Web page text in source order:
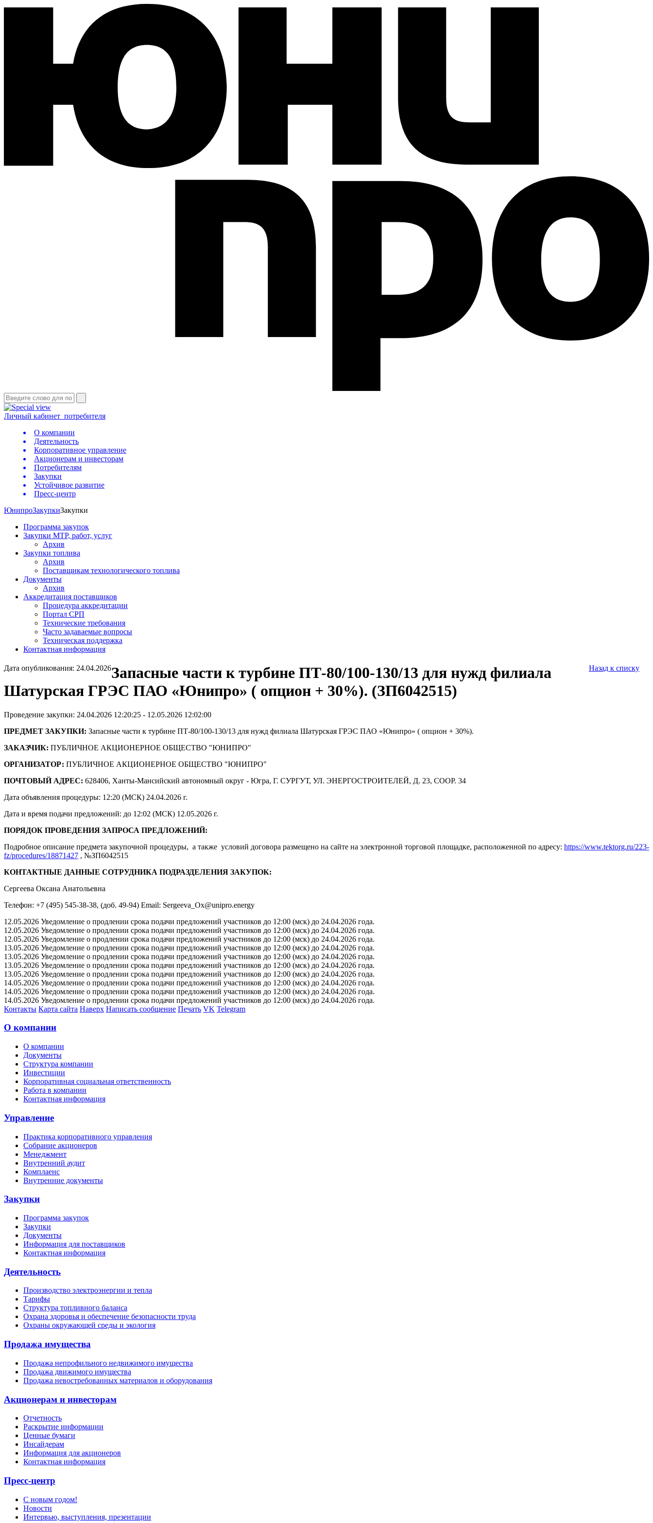
Личный кабинет потребителя
О компании
Деятельность
Корпоративное управление
Акционерам и инвесторам
Потребителям
Закупки
Устойчивое развитие
Пресс-центр
ЮнипроЗакупкиЗакупки
Программа закупок
Закупки МТР, работ, услуг
Архив
Закупки топлива
Архив
Поставщикам технологического топлива
Документы
Архив
Аккредитация поставщиков
Процедура аккредитации
Портал СРП
Технические требования
Часто задаваемые вопросы
Техническая поддержка
Контактная информация
Дата опубликования: 24.04.2026 Назад к списку
Запасные части к турбине ПТ-80/100-130/13 для нужд филиала
Шатурская ГРЭС ПАО «Юнипро» ( опцион + 30%). (ЗП6042515)
Проведение закупки: 24.04.2026 12:20:25 - 12.05.2026 12:02:00
ПРЕДМЕТ ЗАКУПКИ: Запасные части к турбине ПТ-80/100-130/13 для нужд филиала Шатурская ГРЭС ПАО «Юнипро» ( опцион + 30%).
ЗАКАЗЧИК: ПУБЛИЧНОЕ АКЦИОНЕРНОЕ ОБЩЕСТВО "ЮНИПРО"
ОРГАНИЗАТОР: ПУБЛИЧНОЕ АКЦИОНЕРНОЕ ОБЩЕСТВО "ЮНИПРО"
ПОЧТОВЫЙ АДРЕС: 628406, Ханты-Мансийский автономный округ - Югра, Г. СУРГУТ, УЛ. ЭНЕРГОСТРОИТЕЛЕЙ, Д. 23, СООР. 34
Дата объявления процедуры: 12:20 (МСК) 24.04.2026 г.
Дата и время подачи предложений: до 12:02 (МСК) 12.05.2026 г.
ПОРЯДОК ПРОВЕДЕНИЯ ЗАПРОСА ПРЕДЛОЖЕНИЙ:
Подробное описание предмета закупочной процедуры, а также условий договора размещено на сайте на электронной торговой площадке, расположенной по адресу: https://www.tektorg.ru/223-
fz/procedures/18871427 , №ЗП6042515
КОНТАКТНЫЕ ДАННЫЕ СОТРУДНИКА ПОДРАЗДЕЛЕНИЯ ЗАКУПОК:
Сергеева Оксана Анатольевна
Телефон: +7 (495) 545-38-38, (доб. 49-94) Email: Sergeeva_Ox@unipro.energy
12.05.2026 Уведомление о продлении срока подачи предложений участников до 12:00 (мск) до 24.04.2026 года.
12.05.2026 Уведомление о продлении срока подачи предложений участников до 12:00 (мск) до 24.04.2026 года.
12.05.2026 Уведомление о продлении срока подачи предложений участников до 12:00 (мск) до 24.04.2026 года.
13.05.2026 Уведомление о продлении срока подачи предложений участников до 12:00 (мск) до 24.04.2026 года.
13.05.2026 Уведомление о продлении срока подачи предложений участников до 12:00 (мск) до 24.04.2026 года.
13.05.2026 Уведомление о продлении срока подачи предложений участников до 12:00 (мск) до 24.04.2026 года.
13.05.2026 Уведомление о продлении срока подачи предложений участников до 12:00 (мск) до 24.04.2026 года.
14.05.2026 Уведомление о продлении срока подачи предложений участников до 12:00 (мск) до 24.04.2026 года.
14.05.2026 Уведомление о продлении срока подачи предложений участников до 12:00 (мск) до 24.04.2026 года.
14.05.2026 Уведомление о продлении срока подачи предложений участников до 12:00 (мск) до 24.04.2026 года.
Контакты Карта сайта Наверх Написать сообщение Печать VK Telegram
О компании
О компании
Документы
Структура компании
Инвестиции
Корпоративная социальная ответственность
Работа в компании
Контактная информация
Управление
Практика корпоративного управления
Собрание акционеров
Менеджмент
Внутренний аудит
Комплаенс
Внутренние документы
Закупки
Программа закупок
Закупки
Документы
Информация для поставщиков
Контактная информация
Деятельность
Производство электроэнергии и тепла
Тарифы
Структура топливного баланса
Охрана здоровья и обеспечение безопасности труда
Охраны окружающей среды и экология
Продажа имущества
Продажа непрофильного недвижимого имущества
Продажа движимого имущества
Продажа невостребованных материалов и оборудования
Акционерам и инвесторам
Отчетность
Раскрытие информации
Ценные бумаги
Инсайдерам
Информация для акционеров
Контактная информация
Пресс-центр
С новым годом!
Новости
Интервью, выступления, презентации